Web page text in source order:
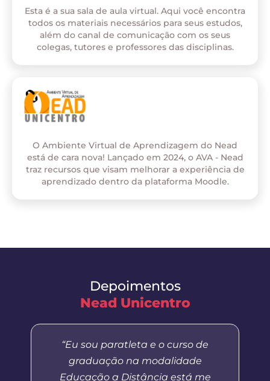
Esta é a sua sala de aula virtual. Aqui você encontra
todos os materiais necessários para seus estudos,
além do canal de comunicação com os seus
colegas, tutores e professores das disciplinas.
O Ambiente Virtual de Aprendizagem do Nead
está de cara nova! Lançado em 2024, o AVA - Nead
traz recursos que visam melhorar a experiência de
aprendizado dentro da plataforma Moodle.
Depoimentos
Nead Unicentro
“Eu sou paratleta e o curso de
graduação na modalidade
Educação a Distância está me